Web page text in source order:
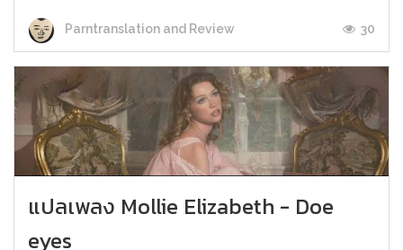
Parntranslation and Review 30
แปลเพลง Mollie Elizabeth - Doe
eyes